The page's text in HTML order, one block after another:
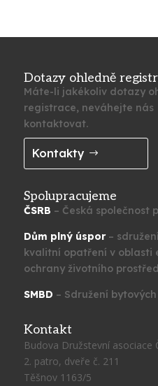
Dotazy ohledně
Máte-li jakékoliv dotazy
registrace, neváhejte nás
kontaktovat.
Kontakty
Spolupracujeme
ČSRB – Česká společnost
Dům plný úspor–
kvalitní opatření v oblasti
ochrany životního
SMBD – Sdružení
Kontakt
Budova Družstevní asociace
2. patro, dveře č. 211
Těšnov 1163/5